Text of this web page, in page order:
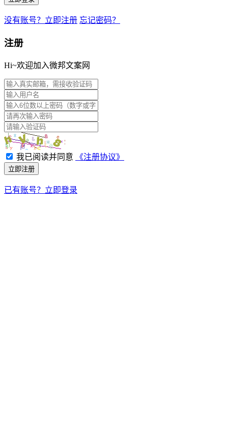
没有账号？立即注册 忘记密码？
注册
Hi~欢迎加入微邦文案网
我已阅读并同意 《注册协议》
立即注册
已有账号？立即登录